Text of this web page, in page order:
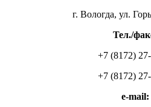
г. Вологда, ул.
Тел./
+7 (8172)
+7 (8172)
e-mail: